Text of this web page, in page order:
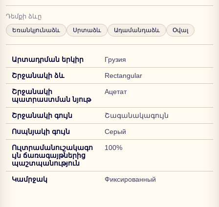
Դեմքի ձևը
Եռանկյունաձև Սրտաձև Ադամանդաձև Օվալ
Արտադրման երկիր Грузия
Շրջանակի ձև Rectangular
Շրջանակի
պատրաստման նյութ
Ацетат
Շրջանակի գույն Շագանակագույն
Ոսպնյակի գույն Серый
Ուլտրամանուշակագո
ւյն ճառագայթներից
պաշտպանություն
100%
Կամրջակ Фиксированный